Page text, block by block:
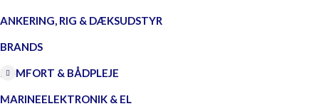
ANKERING, RIG & DÆKSUDSTYR
BRANDS
KOMFORT & BÅDPLEJE
MARINEELEKTRONIK & EL